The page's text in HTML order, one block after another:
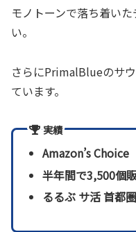
モノトーンで落ち着い
い。
さらにPrimalBlueのサ
ています。
実績
Amazon’s Choice
半年間で3,500個
るるぶ サ活 首都